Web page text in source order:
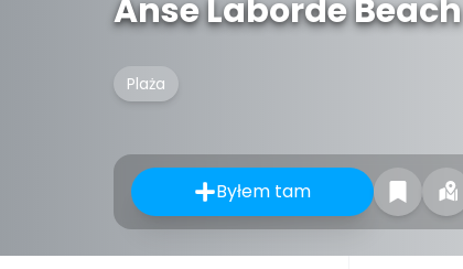
Anse Laborde Beach
Plaża
Byłem tam